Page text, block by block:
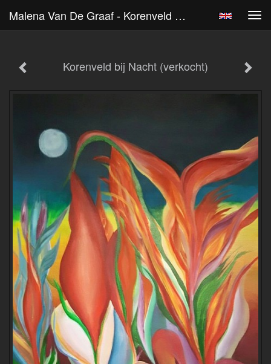
Malena Van De Graaf - Korenveld Bij Nacht (verkocht)
Korenveld bij Nacht (verkocht)